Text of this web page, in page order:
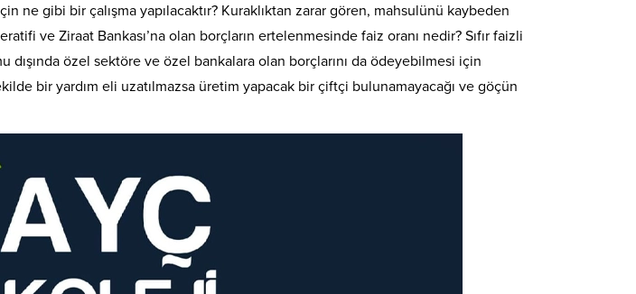
gibi bir çalışma yapılacaktır? Kuraklıktan zarar gören, mahsulünü kaybeden
ve Ziraat Bankası’na olan borçların ertelenmesinde faiz oranı nedir? Sıfır faizli
özel sektöre ve özel bankalara olan borçlarını da ödeyebilmesi için
bir yardım eli uzatılmazsa üretim yapacak bir çiftçi bulunamayacağı ve göçün